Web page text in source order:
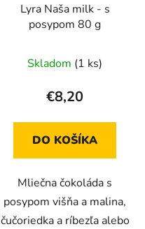
Lyra Naša milk - s
posypom 80 g
Skladom (1 ks)
€8,20
DO KOŠÍKA
Mliečna čokoláda s
posypom višňa a malina,
čučoriedka a ríbezľa alebo